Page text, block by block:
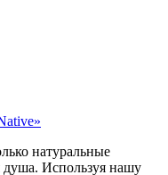
натуральные
душа. Используя нашу